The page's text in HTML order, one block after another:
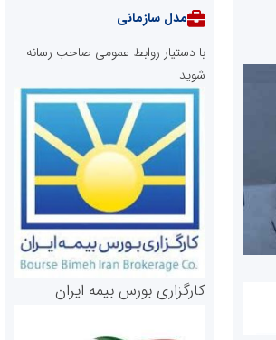
مدل سازمانی
با دستیار روابط عمومی صاحب رسانه
شوید
کارگزاری بورس بیمه ایران